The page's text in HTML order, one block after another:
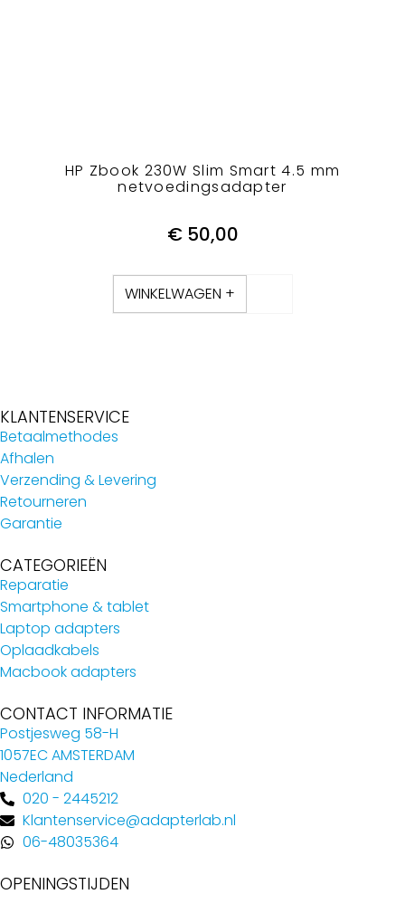
HP Zbook 230W Slim Smart 4.5 mm
netvoedingsadapter
€50,00
WINKELWAGEN +
KLANTENSERVICE
Betaalmethodes
Afhalen
Verzending & Levering
Retourneren
Garantie
CATEGORIEËN
Reparatie
Smartphone & tablet
Laptop adapters
Oplaadkabels
Macbook adapters
CONTACT INFORMATIE
Postjesweg 58-H
1057EC AMSTERDAM
Nederland
020 - 2445212
Klantenservice@adapterlab.nl
06-48035364
OPENINGSTIJDEN